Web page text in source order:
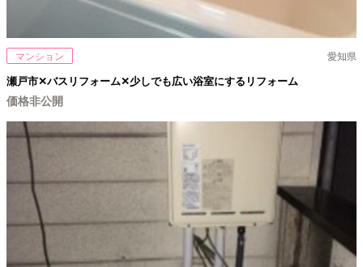
マンション 愛知県
瀬戸市✕バスリフォーム✕少しでも広い浴室にするリフォーム
価格非公開